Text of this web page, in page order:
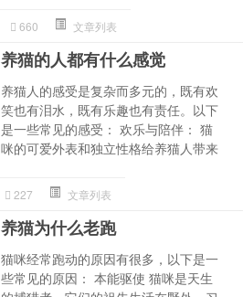
660 文章列表
养猫的人都有什么感觉
养猫人的感受是复杂而多元的，既有欢
笑也有泪水，既有乐趣也有责任。以下
是一些常见的感受： 欢乐与陪伴： 猫
咪的可爱外表和独立性格给养猫人带来
227 文章列表
养猫为什么老跑
猫咪经常跑动的原因有很多，以下是一
些常见的原因： 本能驱使 猫咪是天生